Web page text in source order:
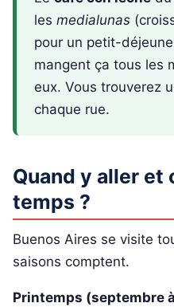
lesmedialunas
pour un petit-
mangent ça tous les
eux. Vous trouverez
chaque rue.
Quand y aller et
temps ?
Buenos Aires se visite
saisons comptent.
Printemps (septembre